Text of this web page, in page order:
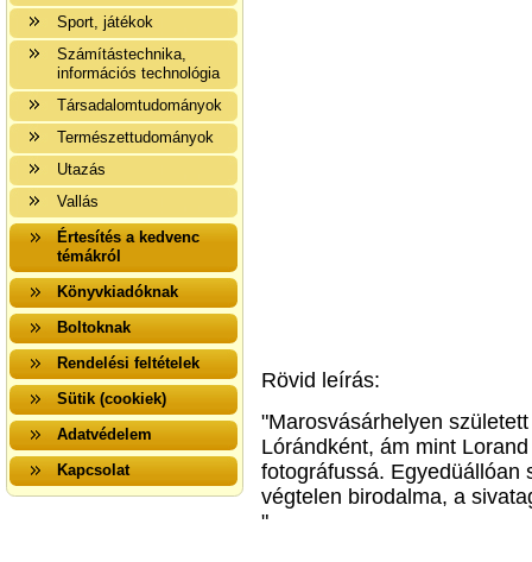
Sport, játékok
Számítástechnika,
információs technológia
Társadalomtudományok
Természettudományok
Utazás
Vallás
Értesítés a kedvenc
témákról
Könyvkiadóknak
Boltoknak
Rendelési feltételek
Sütik (cookiek)
Adatvédelem
Kapcsolat
Rövid leírás:
"Marosvásárhelyen
Lórándként, ám mint
fotográfussá. Egyedüállóan
végtelen birodalma, a
"